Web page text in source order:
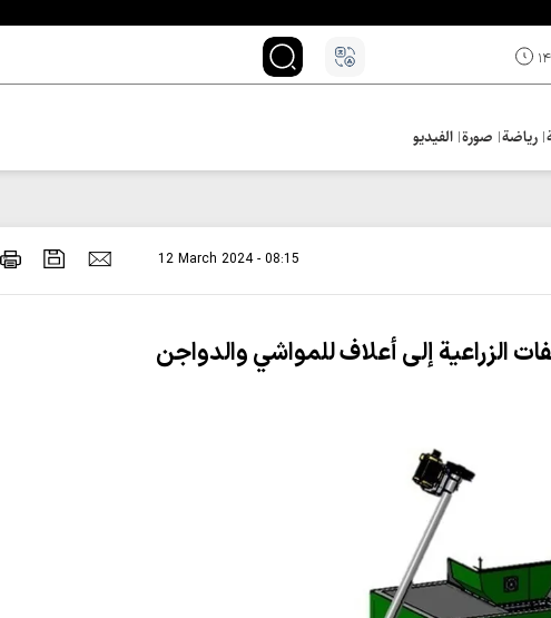
رياضة صورة الفيديو
12 March 2024 - 08:15
الزراعية إلى أعلاف للمواشي والدواجن